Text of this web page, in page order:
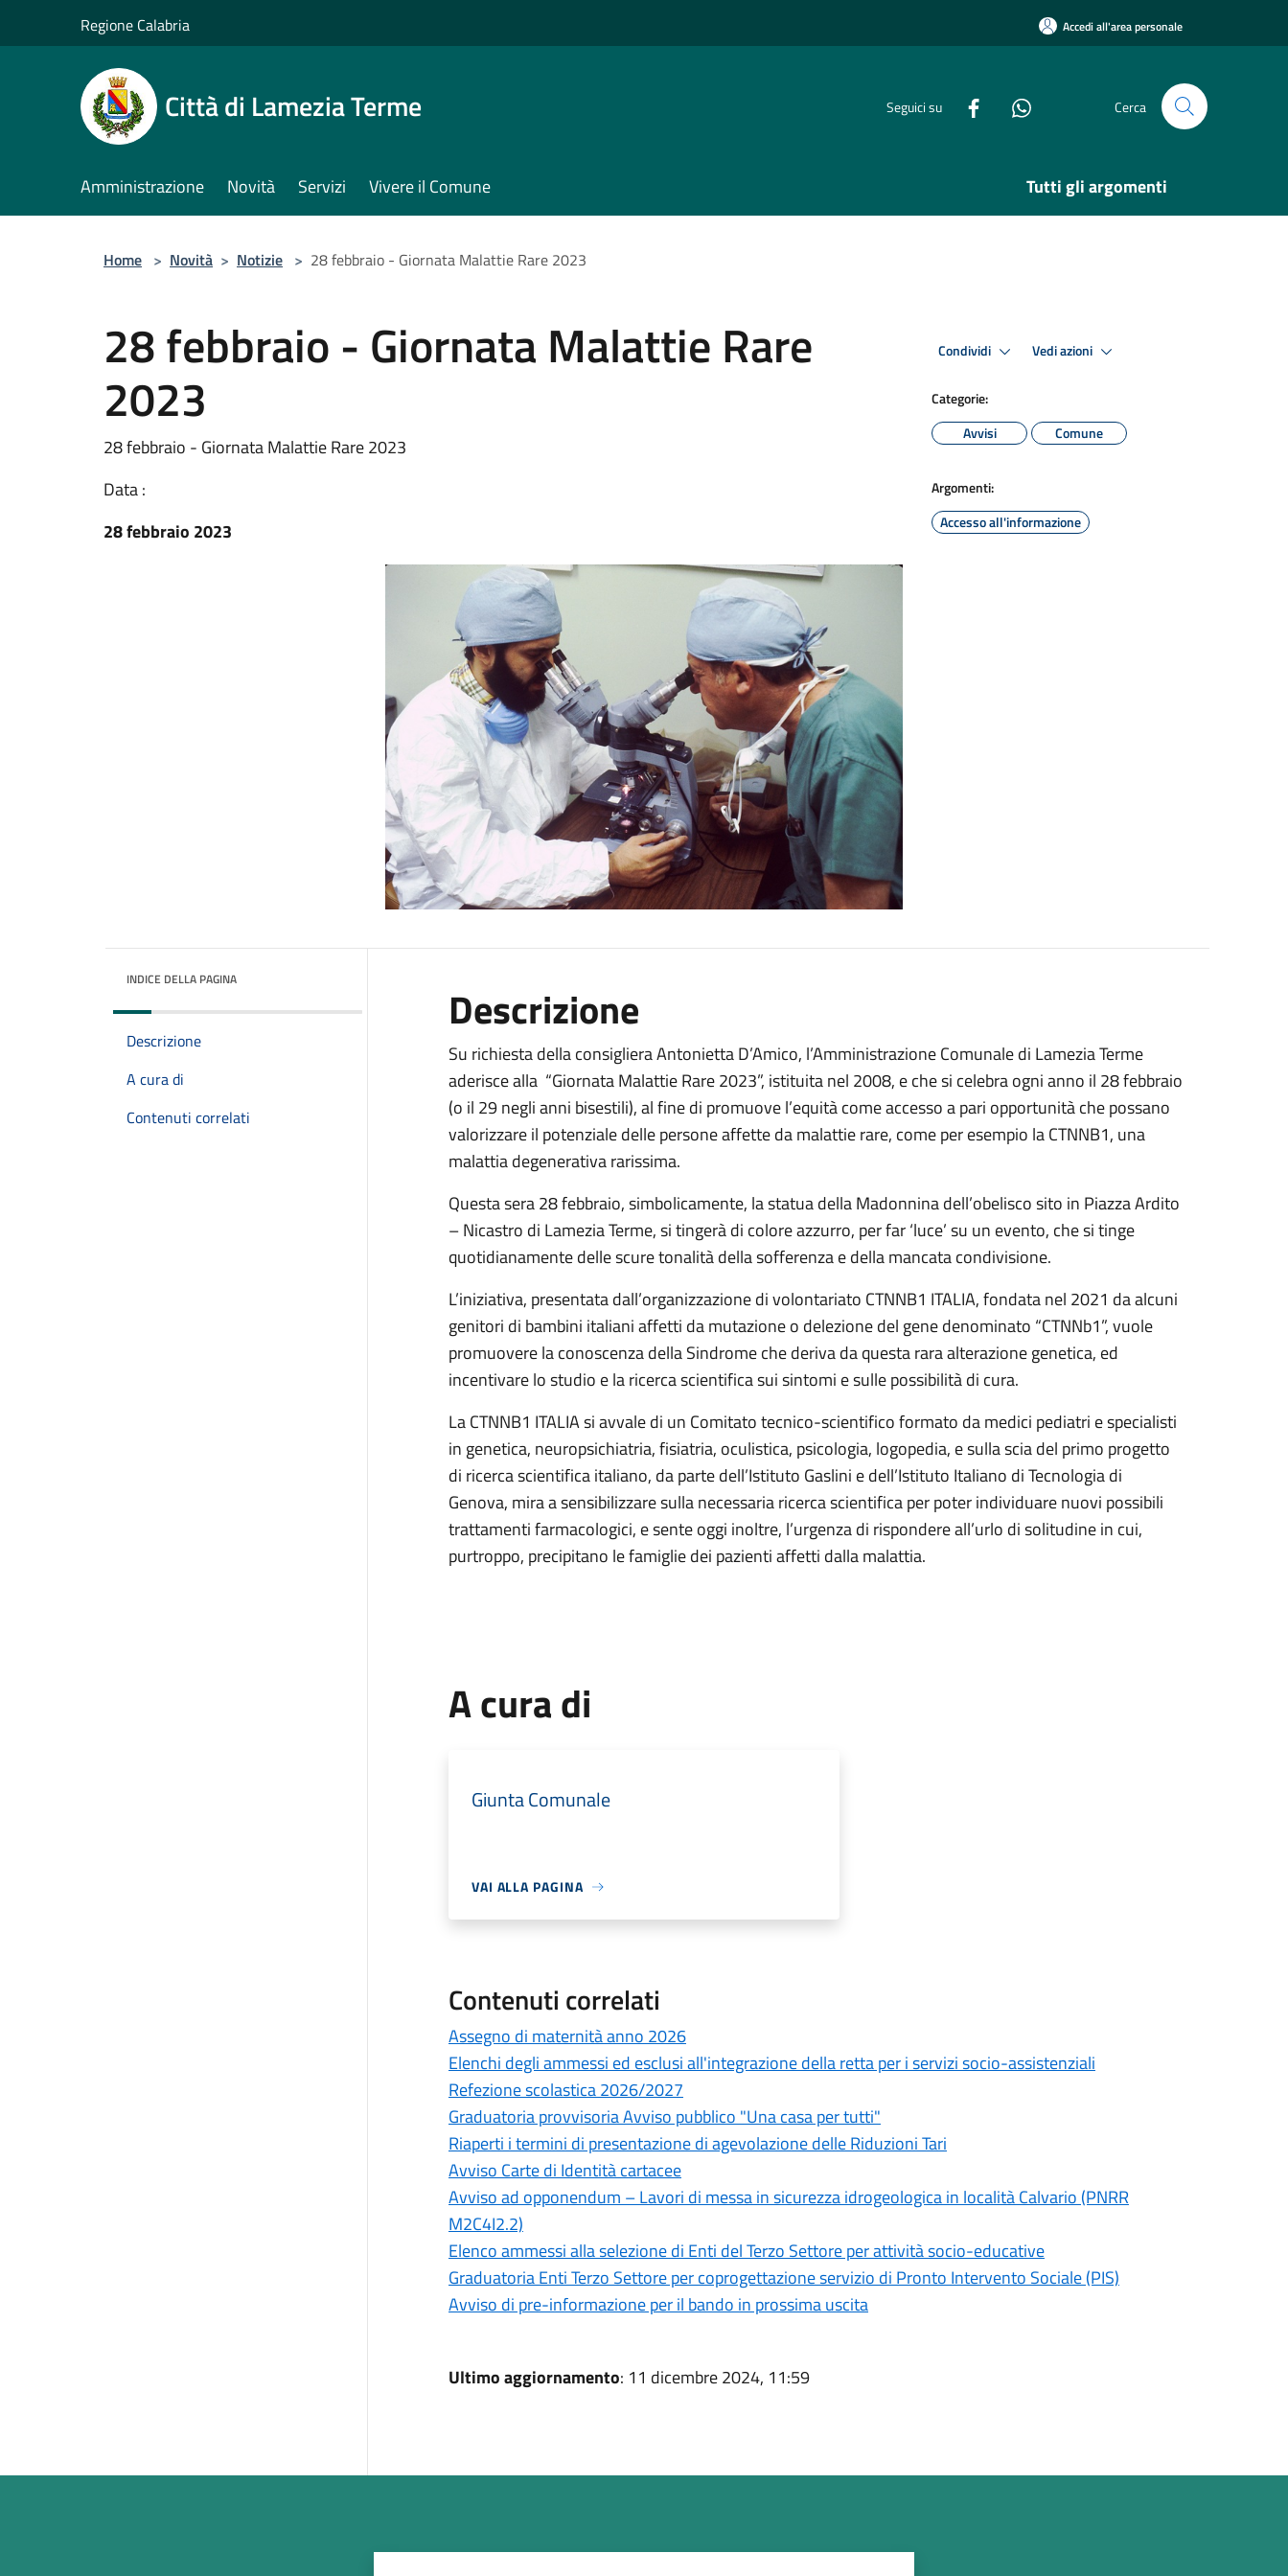
Regione Calabria Accedi all'area personale
Città di Lamezia Terme Seguici su Cerca
Amministrazione Novità Servizi Vivere il Comune Tutti gli argomenti
Home > Novità > Notizie > 28 febbraio - Giornata Malattie Rare 2023
28 febbraio - Giornata Malattie Rare
2023
28 febbraio - Giornata Malattie Rare 2023
Data :
28 febbraio 2023
Condividi Vedi azioni
Categorie:
Avvisi
Comune
Argomenti:
Accesso all'informazione
INDICE DELLA PAGINA
Descrizione
A cura di
Contenuti correlati
Descrizione
Su richiesta della consigliera Antonietta D’Amico, l’Amministrazione Comunale di Lamezia Terme
aderisce alla “Giornata Malattie Rare 2023”, istituita nel 2008, e che si celebra ogni anno il 28 febbraio
(o il 29 negli anni bisestili), al fine di promuove l’equità come accesso a pari opportunità che possano
valorizzare il potenziale delle persone affette da malattie rare, come per esempio la CTNNB1, una
malattia degenerativa rarissima.
Questa sera 28 febbraio, simbolicamente, la statua della Madonnina dell’obelisco sito in Piazza Ardito
– Nicastro di Lamezia Terme, si tingerà di colore azzurro, per far ‘luce’ su un evento, che si tinge
quotidianamente delle scure tonalità della sofferenza e della mancata condivisione.
L’iniziativa, presentata dall’organizzazione di volontariato CTNNB1 ITALIA, fondata nel 2021 da alcuni
genitori di bambini italiani affetti da mutazione o delezione del gene denominato “CTNNb1”, vuole
promuovere la conoscenza della Sindrome che deriva da questa rara alterazione genetica, ed
incentivare lo studio e la ricerca scientifica sui sintomi e sulle possibilità di cura.
La CTNNB1 ITALIA si avvale di un Comitato tecnico-scientifico formato da medici pediatri e specialisti
in genetica, neuropsichiatria, fisiatria, oculistica, psicologia, logopedia, e sulla scia del primo progetto
di ricerca scientifica italiano, da parte dell’Istituto Gaslini e dell’Istituto Italiano di Tecnologia di
Genova, mira a sensibilizzare sulla necessaria ricerca scientifica per poter individuare nuovi possibili
trattamenti farmacologici, e sente oggi inoltre, l’urgenza di rispondere all’urlo di solitudine in cui,
purtroppo, precipitano le famiglie dei pazienti affetti dalla malattia.
A cura di
Giunta Comunale
VAI ALLA PAGINA
Contenuti correlati
Assegno di maternità anno 2026
Elenchi degli ammessi ed esclusi all'integrazione della retta per i servizi socio-assistenziali
Refezione scolastica 2026/2027
Graduatoria provvisoria Avviso pubblico "Una casa per tutti"
Riaperti i termini di presentazione di agevolazione delle Riduzioni Tari
Avviso Carte di Identità cartacee
Avviso ad opponendum – Lavori di messa in sicurezza idrogeologica in località Calvario (PNRR
M2C4I2.2)
Elenco ammessi alla selezione di Enti del Terzo Settore per attività socio-educative
Graduatoria Enti Terzo Settore per coprogettazione servizio di Pronto Intervento Sociale (PIS)
Avviso di pre-informazione per il bando in prossima uscita
Ultimo aggiornamento: 11 dicembre 2024, 11:59